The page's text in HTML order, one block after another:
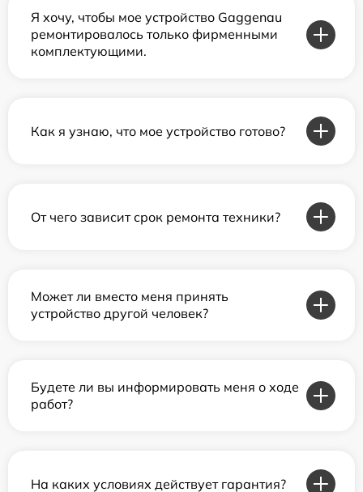
Я хочу, чтобы мое устройство Gaggenau
ремонтировалось только фирменными
комплектующими.
Как я узнаю, что мое устройство готово?
От чего зависит срок ремонта техники?
Может ли вместо меня принять
устройство другой человек?
Будете ли вы информировать меня о ходе
работ?
На каких условиях действует гарантия?